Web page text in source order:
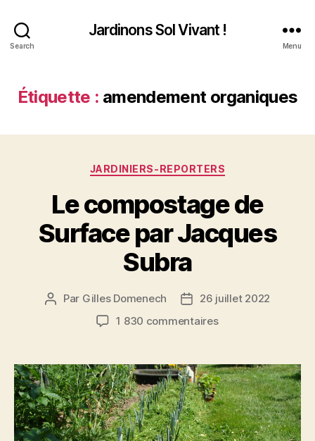
Search
Jardinons Sol Vivant !
Menu
Étiquette : amendement organiques
Catégories
JARDINIERS-REPORTERS
Le compostage de
Surface par Jacques
Subra
Auteur
Par Gilles Domenech
Date26 juillet 2022
1 830 commentairessur
de
Surface
par
Jacques
Subra